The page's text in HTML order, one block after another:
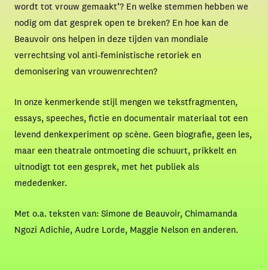
wordt tot vrouw gemaakt’? En welke stemmen hebben we
nodig om dat gesprek open te breken? En hoe kan de
Beauvoir ons helpen in deze tijden van mondiale
verrechtsing vol anti-feministische retoriek en
demonisering van vrouwenrechten?
In onze kenmerkende stijl mengen we tekstfragmenten,
essays, speeches, fictie en documentair materiaal tot een
levend denkexperiment op scène. Geen biografie, geen les,
maar een theatrale ontmoeting die schuurt, prikkelt en
uitnodigt tot een gesprek, met het publiek als
mededenker.
Met o.a. teksten van: Simone de Beauvoir, Chimamanda
Ngozi Adichie, Audre Lorde, Maggie Nelson en anderen.